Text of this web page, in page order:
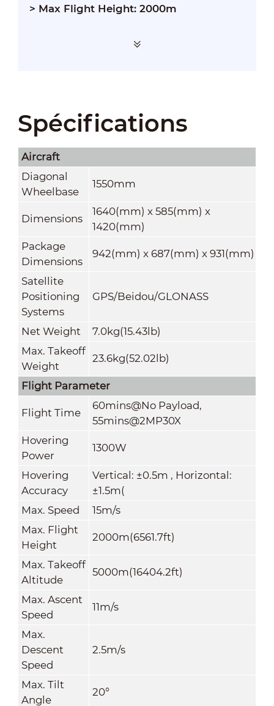
> Max Flight Height: 2000m
Spécifications
Aircraft
Diagonal
Wheelbase
1550mm
Dimensions
1640(mm) x 585(mm) x
1420(mm)
Package
Dimensions
942(mm) x 687(mm) x 931(mm)
Satellite
Positioning
Systems
GPS/Beidou/GLONASS
Net Weight
7.0kg(15.43lb)
Max. Takeoff
Weight
23.6kg(52.02lb)
Flight Parameter
Flight Time
60mins@No Payload,
55mins@2MP30X
Hovering
Power
1300W
Hovering
Accuracy
Vertical: ±0.5m , Horizontal:
±1.5m(
Max. Speed
15m/s
Max. Flight
Height
2000m(6561.7ft)
Max. Takeoff
Altitude
5000m(16404.2ft)
Max. Ascent
Speed
11m/s
Max.
Descent
Speed
2.5m/s
Max. Tilt
Angle
20°